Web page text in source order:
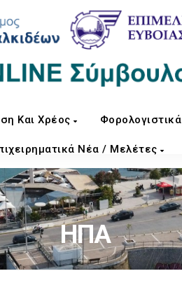
Και Χρέος Φορολογιστικά
Νέα / Μελέτες
ΗΠΑ